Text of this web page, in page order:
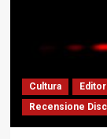
Cultura
Recensione